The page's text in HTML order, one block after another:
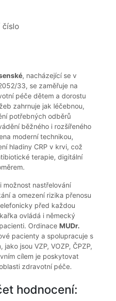
číslo
, nacházející se v
33, se zaměřuje na
péče dětem a dorostu
zahrnuje jak léčebnou,
potřebných odběrů
běžného i rozšířeného
moderní technikou,
hladiny CRP v krvi, což
terapie, digitální
nastřelování
a omezení rizika přenosu
před každou
ovládá i německý
Ordinace MUDr.
pacienty a spolupracuje s
jsou VZP, VOZP, ČPZP,
cílem je poskytovat
zdravotní péče.
hodnocení: